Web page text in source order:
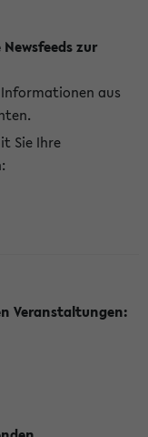
zur
aus
Sie Ihre
Veranstaltungen: